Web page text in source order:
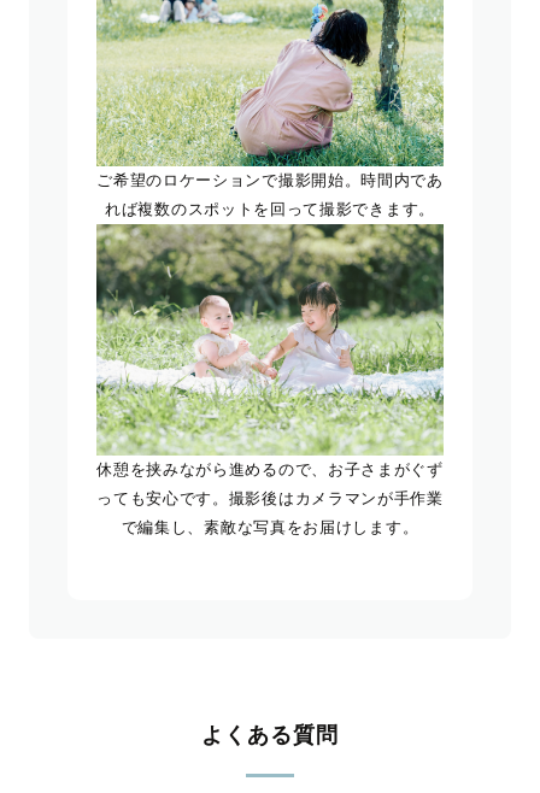
ご希望のロケーションで撮影開始。時間内であ
れば複数のスポットを回って撮影できます。
休憩を挟みながら進めるので、お子さまがぐず
っても安心です。撮影後はカメラマンが手作業
で編集し、素敵な写真をお届けします。
よくある質問